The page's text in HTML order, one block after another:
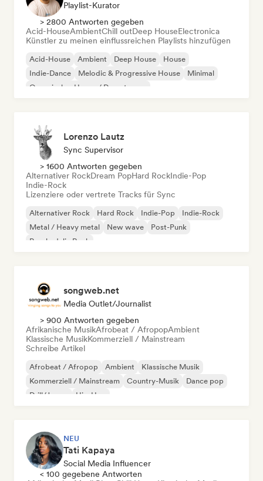
Playlist-Kurator
> 2800 Antworten gegeben
Acid-HouseAmbientChill outDeep HouseElectronica
Künstler zu meinen einflussreichen Playlists hinzufügen
Acid-House Ambient Deep House
House
Indie-Dance
Melodic & Progressive House
Minimal
Organischer House / Downtempo
Lorenzo Lautz
Sync Supervisor
> 1600 Antworten gegeben
Alternativer RockDream PopHard RockIndie-Pop
Indie-Rock
Lizenziere oder vertrete Tracks für Sync
Alternativer Rock Hard Rock Indie-Pop
Indie-Rock
Metal / Heavy metal
New wave
Post-Punk
Psychedelic Rock
songweb.net
Media Outlet/Journalist
> 900 Antworten gegeben
Afrikanische MusikAfrobeat / AfropopAmbient
Klassische MusikKommerziell / Mainstream
Schreibe Artikel
Afrobeat / Afropop Ambient
Klassische Musik
Kommerziell / Mainstream
Country-Musik
Dance pop
Drill/Jersey
Hip-Hop
NEU
Tati Kapaya
Social Media Influencer
< 100 gegebene Antworten